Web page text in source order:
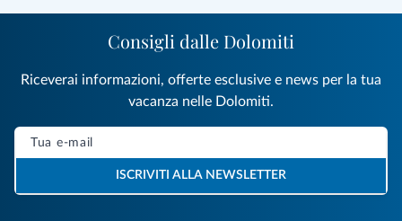
Consigli dalle Dolomiti
Riceverai informazioni, offerte esclusive e news per la tua
vacanza nelle Dolomiti.
ISCRIVITI ALLA NEWSLETTER